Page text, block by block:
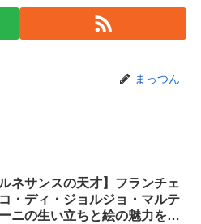
まっつん
ルネサンスの天才】フランチェ
・ディ・ジョルジョ・マルテ
ニの生い立ちと絵の魅力をわ